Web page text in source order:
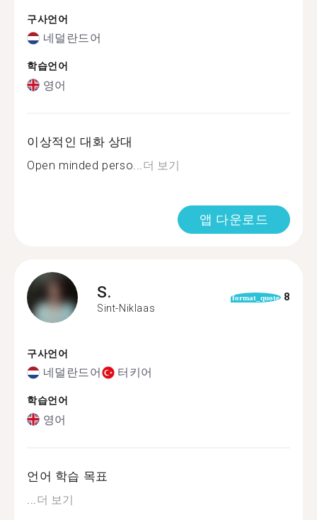
구사언어
네덜란드어
학습언어
영어
이상적인 대화 상대
Open minded perso... 더 보기
앱 다운로드
S.
Sint-Niklaas
format_quote 8
구사언어
네덜란드어 터키어
학습언어
영어
언어 학습 목표
더 보기